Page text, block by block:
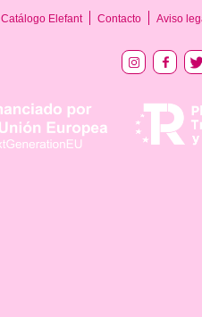
Catálogo Elefant Contacto Aviso